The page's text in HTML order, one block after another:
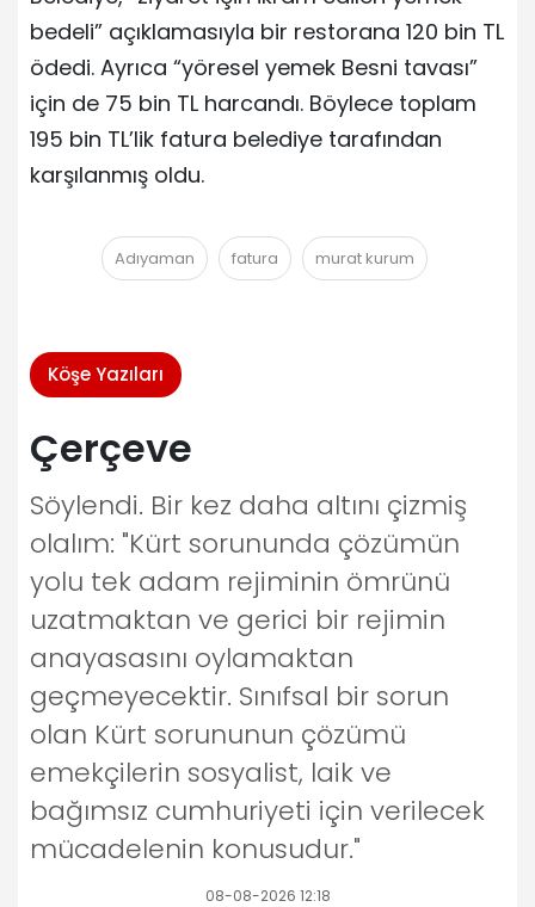
bedeli” açıklamasıyla bir restorana 120 bin TL
ödedi. Ayrıca “yöresel yemek Besni tavası”
için de 75 bin TL harcandı. Böylece toplam
195 bin TL’lik fatura belediye tarafından
karşılanmış oldu.
Adıyaman fatura murat kurum
Köşe Yazıları
Çerçeve
Söylendi. Bir kez daha altını çizmiş
olalım: "Kürt sorununda çözümün
yolu tek adam rejiminin ömrünü
uzatmaktan ve gerici bir rejimin
anayasasını oylamaktan
geçmeyecektir. Sınıfsal bir sorun
olan Kürt sorununun çözümü
emekçilerin sosyalist, laik ve
bağımsız cumhuriyeti için verilecek
mücadelenin konusudur."
08-08-2026 12:18